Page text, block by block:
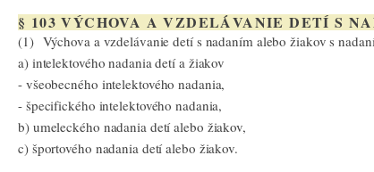
§ 103 VÝCHOVA A VZDELÁVANIE DETÍ S
(1) Výchova a vzdelávanie detí s nadaním alebo žiakov s
a) intelektového nadania detí a žiakov
- všeobecného intelektového nadania,
- špecifického intelektového nadania,
b) umeleckého nadania detí alebo žiakov,
c) športového nadania detí alebo žiakov.